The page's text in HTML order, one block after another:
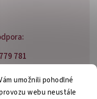
umožnili pohodlné
webu neustále
781